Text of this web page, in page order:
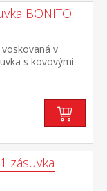
BONITO
v
s kovovými
zásuvka